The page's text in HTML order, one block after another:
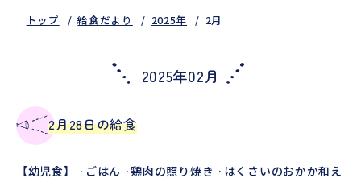
トップ 給食だより 2025年 2月
2025年02月
2月28日の給食
【幼児食】 ·ごはん ·鶏肉の照り焼き ·はくさいのおかか和え